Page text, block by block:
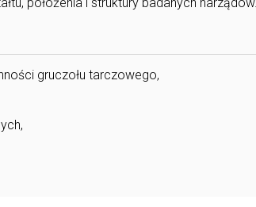
gruczołu tarczowego,